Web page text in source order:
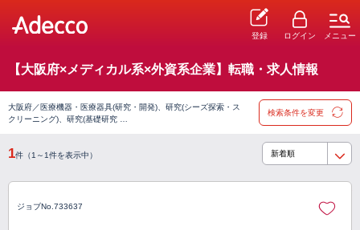
登録 ログイン メニュー
【大阪府×メディカル系×外資系企業】転職・求人情報
大阪府／医療機器・医療器具(研究・開発)、研究(シーズ探索・ス
クリーニング)、研究(基礎研究 …
検索条件を変更
1件（1～1件を表示中）
ジョブNo.733637